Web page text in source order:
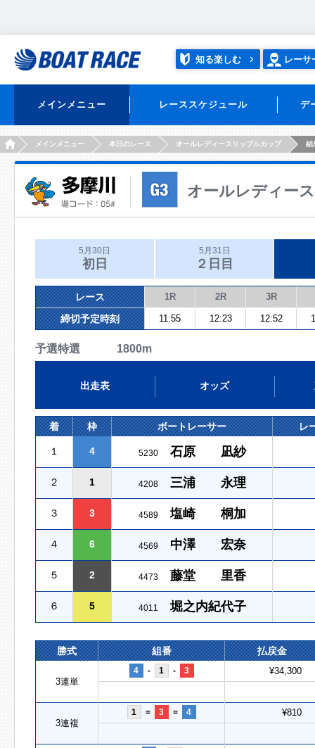
知る楽しむ レーサ
メインメニュー レーススケジュール デ
HOMEメインメニュー 本日のレース オールレディースリップルカップ 結
オールレディー
5月30日
初日
5月31日
２日目
レース 1R 2R 3R
締切予定時刻 11:55 12:23 12:52
予選特選 1800m
出走表 オッズ
着 枠 ボートレーサー レ
１ 4 5230 石原 凪紗
２ 1 4208 三浦 永理
３ 3 4589 塩崎 桐加
４ 6 4569 中澤 宏奈
５ 2 4473 藤堂 里香
６ 5 4011 堀之内紀代子
勝式 組番 払戻金
3連単
4 - 1 - 3 ¥34,300
3連複
1 = 3 = 4 ¥810